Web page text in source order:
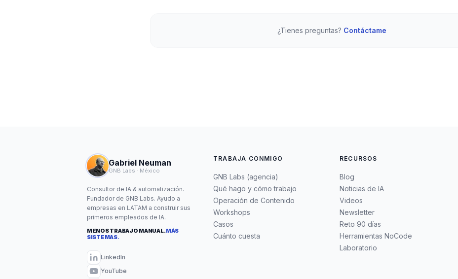
¿Tienes preguntas? Contáctame
Gabriel Neuman
GNB Labs · México
Consultor de IA & automatización.
Fundador de GNB Labs. Ayudo a
empresas en LATAM a construir sus
primeros empleados de IA.
MENOS TRABAJO MANUAL.MÁS
SISTEMAS.
LinkedIn
YouTube
TRABAJA CONMIGO
GNB Labs (agencia)
Qué hago y cómo trabajo
Operación de Contenido
Workshops
Casos
Cuánto cuesta
RECURSOS
Blog
Noticias de IA
Videos
Newsletter
Reto 90 días
Herramientas NoCode
Laboratorio